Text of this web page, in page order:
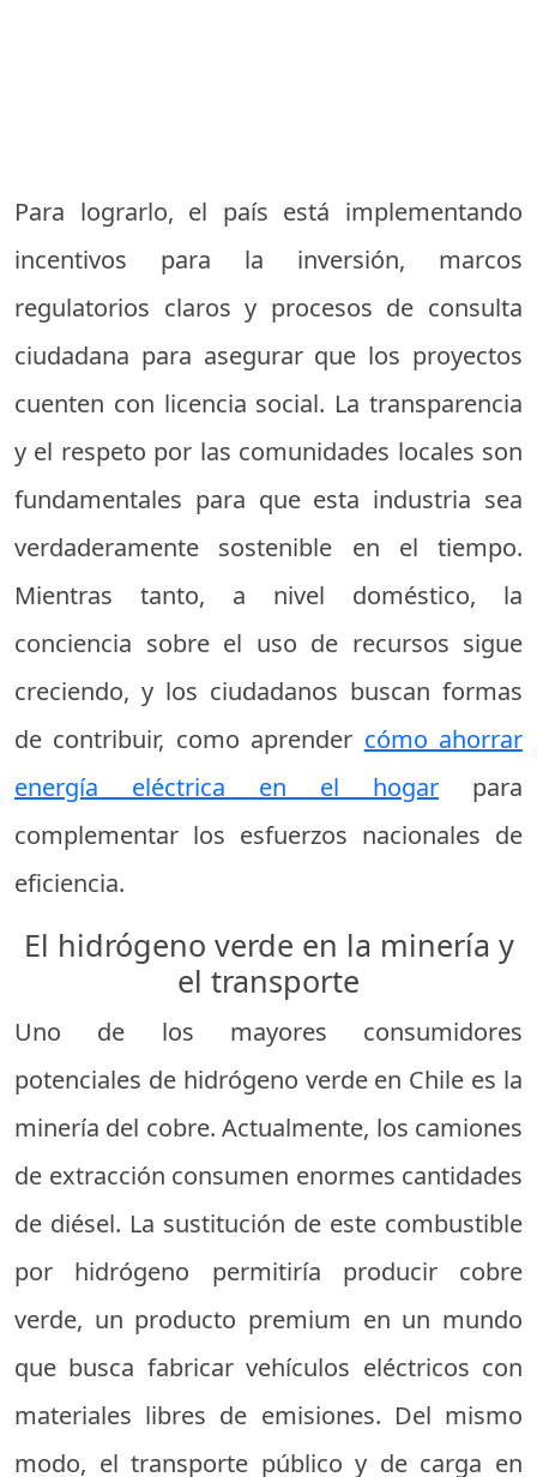
Para lograrlo, el país está implementando
incentivos para la inversión, marcos
regulatorios claros y procesos de consulta
ciudadana para asegurar que los proyectos
cuenten con licencia social. La transparencia
y el respeto por las comunidades locales son
fundamentales para que esta industria sea
verdaderamente sostenible en el tiempo.
Mientras tanto, a nivel doméstico, la
conciencia sobre el uso de recursos sigue
creciendo, y los ciudadanos buscan formas
de contribuir, como aprender cómo ahorrar
energía eléctrica en el hogar para
complementar los esfuerzos nacionales de
eficiencia.
El hidrógeno verde en la minería y
el transporte
Uno de los mayores consumidores
potenciales de hidrógeno verde en Chile es la
minería del cobre. Actualmente, los camiones
de extracción consumen enormes cantidades
de diésel. La sustitución de este combustible
por hidrógeno permitiría producir cobre
verde, un producto premium en un mundo
que busca fabricar vehículos eléctricos con
materiales libres de emisiones. Del mismo
modo, el transporte público y de carga en